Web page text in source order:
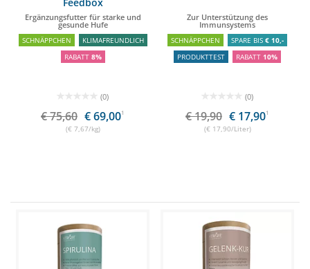
Ergänzungsfutter für starke und
gesunde Hufe
SCHNÄPPCHEN
KLIMAFREUNDLICH
RABATT 8%
(0)
€ 75,60 € 69,001
(€ 7,67/kg)
Zur Unterstützung des
Immunsystems
SCHNÄPPCHEN SPARE BIS € 10,-
PRODUKTTEST
RABATT 10%
(0)
€ 19,90 € 17,901
(€ 17,90/Liter)